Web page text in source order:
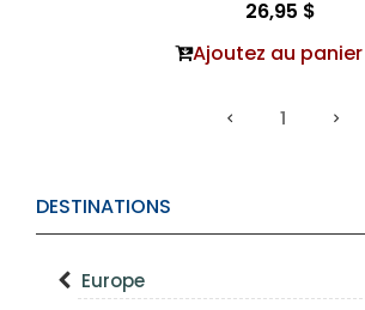
DESTINATIONS
Europe
26,95 $
Ajoutez au panier
1